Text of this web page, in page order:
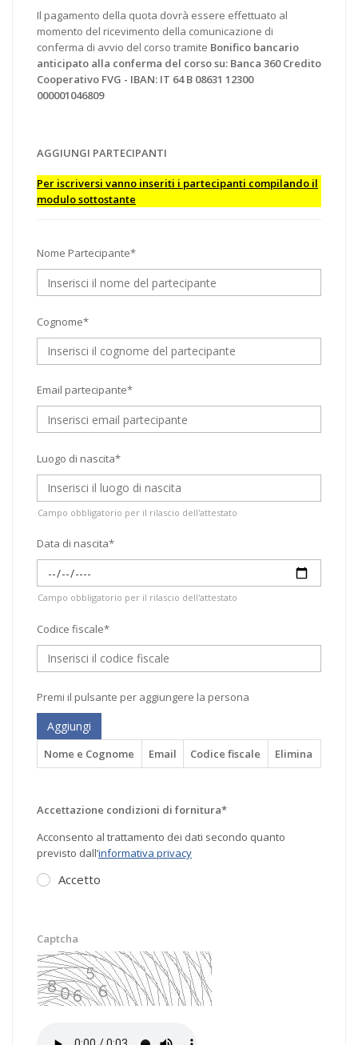
Il pagamento della quota dovrà essere effettuato al
momento del ricevimento della comunicazione di
conferma di avvio del corso tramite Bonifico bancario
anticipato alla conferma del corso su: Banca 360 Credito
Cooperativo FVG - IBAN: IT 64 B 08631 12300
000001046809
AGGIUNGI PARTECIPANTI
Per iscriversi vanno inseriti i partecipanti compilando il
modulo sottostante
Nome Partecipante*
Cognome*
Email partecipante*
Luogo di nascita*
Campo obbligatorio per il rilascio dell'attestato
Data di nascita*
Campo obbligatorio per il rilascio dell'attestato
Codice fiscale*
Premi il pulsante per aggiungere la persona
Aggiungi
Nome e Cognome Email Codice fiscale Elimina
Accettazione condizioni di fornitura*
Acconsento al trattamento dei dati secondo quanto
previsto dall’informativa privacy
Accetto
Captcha